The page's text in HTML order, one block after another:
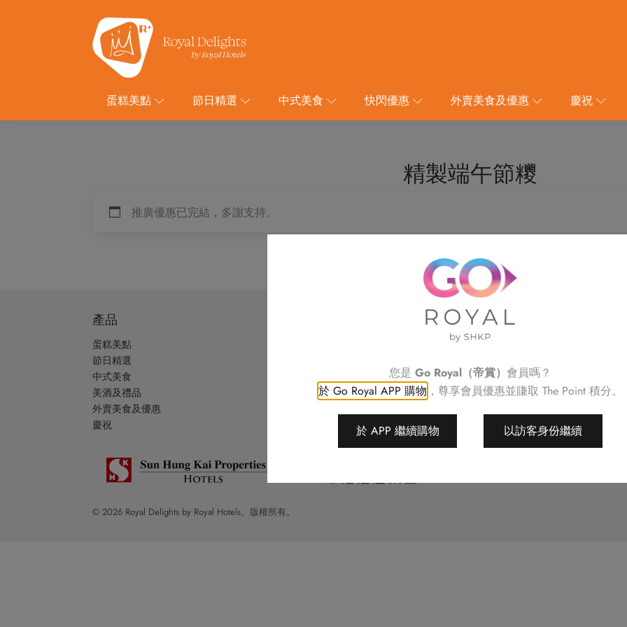
蛋糕美點 節日精選 中式美食 快閃優惠 外賣美食及優惠 慶祝
精製端午節糭
推廣優惠已完結，多謝支持。
產品
蛋糕美點
節日精選
中式美食
美酒及禮品
外賣美食及優惠
慶祝
免責條款
聯絡我們
店舖位置
© 2026 Royal Delights by Royal Hotels。版權所有。
您是 Go Royal（帝賞） 會員嗎？
於 Go Royal APP 購物 ，尊享會員優惠並賺取 The Point 積分。
於 APP 繼續購物 以訪客身份繼續